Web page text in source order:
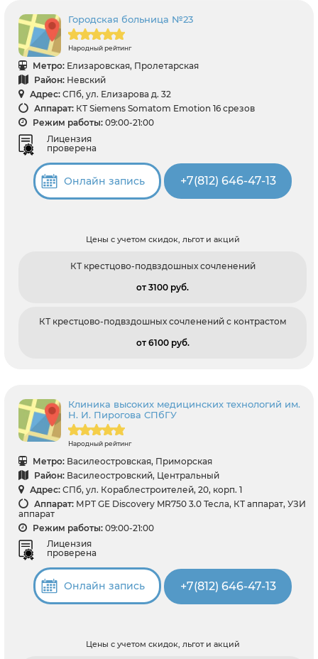
Городская больница №23
Народный рейтинг
Метро: Елизаровская, Пролетарская
Район: Невский
Адрес: СПб, ул. Елизарова д. 32
Аппарат: КТ Siemens Somatom Emotion 16 срезов
Режим работы: 09:00-21:00
Лицензия
проверена
Онлайн запись +7(812) 646-47-13
Цены с учетом скидок, льгот и акций
КТ крестцово-подвздошных сочленений
от 3100 pуб.
КТ крестцово-подвздошных сочленений с контрастом
от 6100 pуб.
Клиника высоких медицинских технологий им.
Н. И. Пирогова СПбГУ
Народный рейтинг
Метро: Василеостровская, Приморская
Район: Василеостровский, Центральный
Адрес: СПб, ул. Кораблестроителей, 20, корп. 1
Аппарат: МРТ GE Discovery MR750 3.0 Тесла, КТ аппарат, УЗИ
аппарат
Режим работы: 09:00-21:00
Лицензия
проверена
Онлайн запись +7(812) 646-47-13
Цены с учетом скидок, льгот и акций